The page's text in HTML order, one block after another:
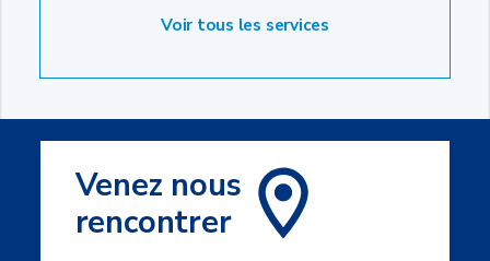
Voir tous les services
Venez nous
rencontrer